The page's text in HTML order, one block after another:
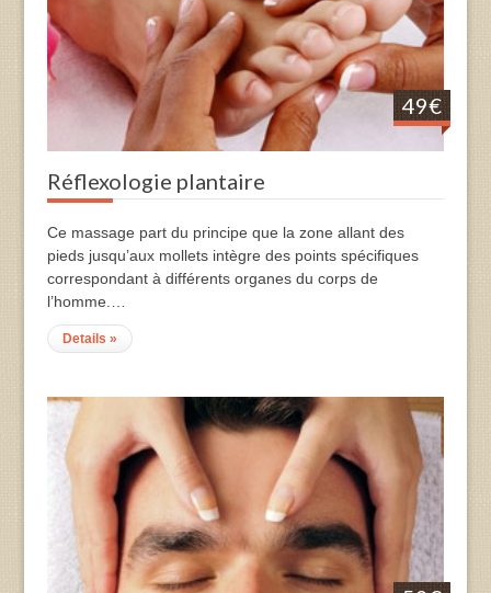
49€
Réflexologie plantaire
Ce massage part du principe que la zone allant des
pieds jusqu’aux mollets intègre des points spécifiques
correspondant à différents organes du corps de
l’homme.…
Details »